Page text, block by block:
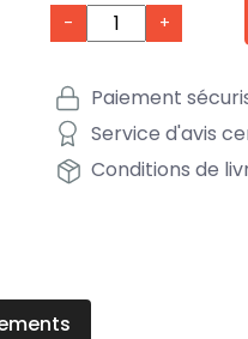
- +
Paiement
Service d'avis
Conditions de